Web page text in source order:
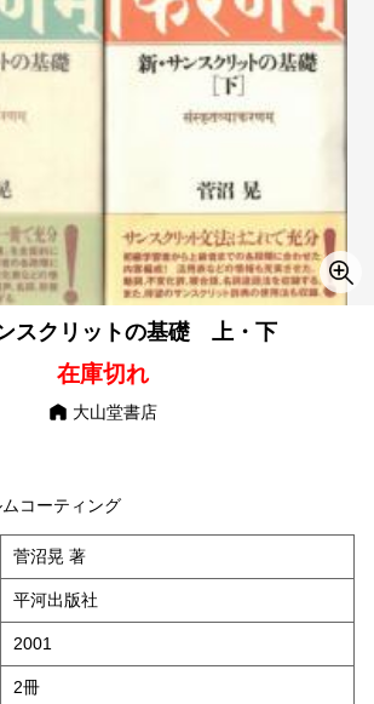
スクリットの基礎 上・下
在庫切れ
大山堂書店
コーティング
菅沼晃 著
平河出版社
2001
2冊